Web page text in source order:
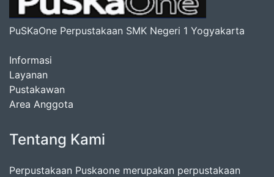
PuSKaOne Perpustakaan SMK Negeri 1 Yogyakarta
Informasi
Layanan
Pustakawan
Area Anggota
Tentang Kami
Perpustakaan Puskaone merupakan perpustakaan